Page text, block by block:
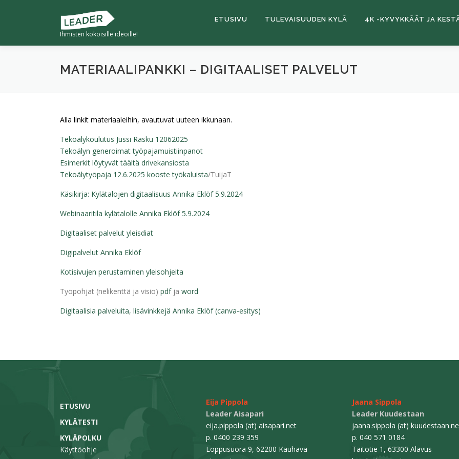
Ihmisten kokoisille ideoille!
ETUSIVU TULEVAISUUDEN KYLÄ 4K -KYVYKKÄÄT JA
MATERIAALIPANKKI – DIGITAALISET PALVELUT
Alla linkit materiaaleihin, avautuvat uuteen ikkunaan.
Tekoälykoulutus Jussi Rasku 12062025
Tekoälyn generoimat työpajamuistiinpanot
Esimerkit löytyvät täältä drivekansiosta
Tekoälytyöpaja 12.6.2025 kooste työkaluista/TuijaT
Käsikirja: Kylätalojen digitaalisuus Annika Eklöf 5.9.2024
Webinaaritila kylätalolle Annika Eklöf 5.9.2024
Digitaaliset palvelut yleisdiat
Digipalvelut Annika Eklöf
Kotisivujen perustaminen yleisohjeita
Työpohjat (nelikenttä ja visio) pdf ja word
Digitaalisia palveluita, lisävinkkejä Annika Eklöf (canva-esitys)
ETUSIVU
KYLÄTESTI
KYLÄPOLKU
Käyttöohje
Eija Pippola
Leader Aisapari
eija.pippola (at) aisapari.net
p. 0400 239 359
Loppusuora 9, 62200 Kauhava
Jaana Sippola
Leader Kuudestaan
jaana.sippola (at)
p. 040 571 0184
Taitotie 1, 63300 Alavus